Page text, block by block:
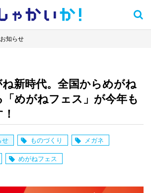
ゃかい か！
お知らせ
ね新時代。全国からめがね
めがねフェス」が今年も
せ ものづくり メガネ
めがねフェス